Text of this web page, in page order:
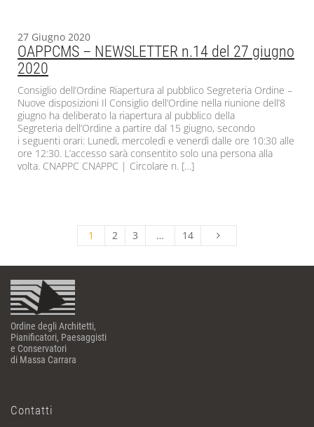
27 Giugno 2020
OAPPCMS – NEWSLETTER n.14 del 27 giugno
2020
Consiglio dell’Ordine Riapertura al pubblico Segreteria Ordine –
Nuove disposizioni Il Consiglio dell’Ordine nella riunione dell’8
giugno ha deliberato la riapertura al pubblico della
Segreteria dell’Ordine a partire dal 15 giugno, secondo
i seguenti orari: Lunedì, mercoledì e venerdì dalle ore 10:30 alle
ore 12:30. L’accesso sarà consentito solo una persona alla
volta. CNAPPC CNAPPC | Circolare n. […]
1 2 3 … 14
Ordine degli Architetti,
Pianificatori, Paesaggisti
e Conservatori
di Massa Carrara
Contatti